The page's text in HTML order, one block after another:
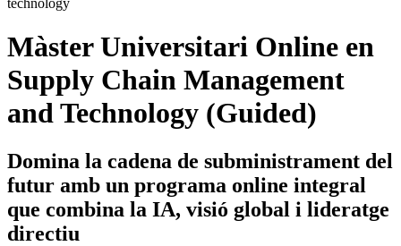
Màster Universitari Online en
Supply Chain Management
and Technology (Guided)
Domina la cadena de subministrament del
futur amb un programa online integral
que combina la IA, visió global i lideratge
directiu